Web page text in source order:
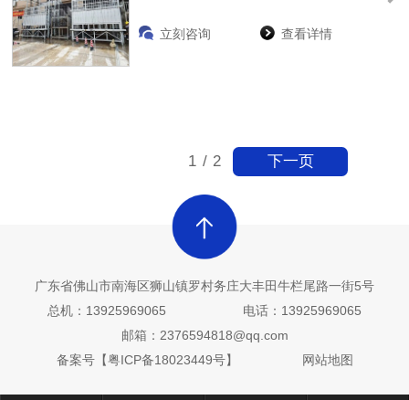
立刻咨询 查看详情
1 / 2 下一页
广东省佛山市南海区狮山镇罗村务庄大丰田牛栏尾路一街5号
总机：13925969065 电话：13925969065
邮箱：2376594818@qq.com
备案号【粤ICP备18023449号】 网站地图